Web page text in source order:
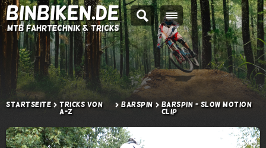
BINBIKEN.DE
MTB Fahrtechnik & Tricks
Startseite
Tricks von
A-Z
Barspin
Barspin - Slow Motion
Clip